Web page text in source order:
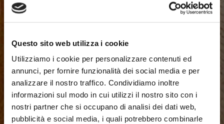
Questo sito web utilizza i cookie
Utilizziamo i cookie per personalizzare contenuti ed
annunci, per fornire funzionalità dei social media e per
analizzare il nostro traffico. Condividiamo inoltre
informazioni sul modo in cui utilizzi il nostro sito con i
nostri partner che si occupano di analisi dei dati web,
pubblicità e social media, i quali potrebbero combinarle
PASQUA 2022 –
ORARI DI
APERTURA